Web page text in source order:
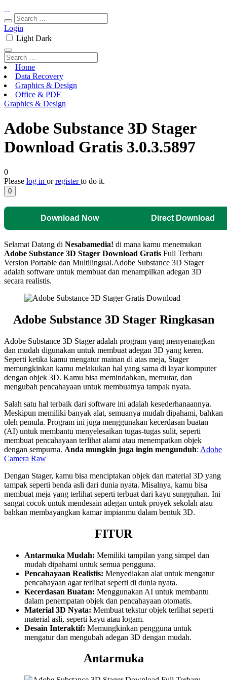
Login
Light Dark
Home
Data Recovery
Graphics & Design
Office & PDF
Graphics & Design
Adobe Substance 3D Stager
Download Gratis 3.0.3.5897
0
Please log in orregisterto do it.
0
Download Now Direct Download
Selamat Datang di Nesabamedia! di mana kamu menemukan
Adobe Substance 3D Stager Download Gratis Full Terbaru
Version Portable dan Multilingual.Adobe Substance 3D Stager
adalah software untuk membuat dan menampilkan adegan 3D
secara realistis.
Adobe Substance 3D Stager Ringkasan
Adobe Substance 3D Stager adalah program yang menyenangkan
dan mudah digunakan untuk membuat adegan 3D yang keren.
Seperti ketika kamu mengatur mainan di atas meja, Stager
memungkinkan kamu melakukan hal yang sama di layar komputer
dengan objek 3D. Kamu bisa memindahkan, memutar, dan
mengubah pencahayaan untuk membuatnya tampak nyata.
Salah satu hal terbaik dari software ini adalah kesederhanaannya.
Meskipun memiliki banyak alat, semuanya mudah dipahami, bahkan
oleh pemula. Program ini juga menggunakan kecerdasan buatan
(AI) untuk membantu menyelesaikan tugas-tugas sulit, seperti
membuat pencahayaan terlihat alami atau menempatkan objek
dengan sempurna. Anda mungkin juga ingin mengunduh: Adobe
Camera Raw
Dengan Stager, kamu bisa menciptakan objek dan material 3D yang
tampak seperti benda asli dari dunia nyata. Misalnya, kamu bisa
membuat meja yang terlihat seperti terbuat dari kayu sungguhan. Ini
sangat cocok untuk mendesain adegan untuk proyek sekolah atau
bahkan membayangkan kamar impianmu dalam bentuk 3D.
FITUR
Antarmuka Mudah: Memiliki tampilan yang simpel dan
mudah dipahami untuk semua pengguna.
Pencahayaan Realistis: Menyediakan alat untuk mengatur
pencahayaan agar terlihat seperti di dunia nyata.
Kecerdasan Buatan: Menggunakan AI untuk membantu
dalam penempatan objek dan pencahayaan otomatis.
Material 3D Nyata: Membuat tekstur objek terlihat seperti
material asli, seperti kayu atau logam.
Desain Interaktif: Memungkinkan pengguna untuk
mengatur dan mengubah adegan 3D dengan mudah.
Antarmuka